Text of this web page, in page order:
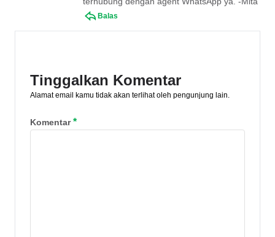
Balas
Tinggalkan Komentar
Alamat email kamu tidak akan terlihat oleh pengunjung lain.
Komentar*